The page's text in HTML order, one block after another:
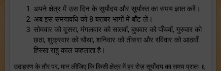
अपने क्षेत्र में उस दिन के सूर्योदय और सूर्यास्त का समय ज्ञात करें।
अब इस समयावधि को 8 बराबर भागों में बाँट लें।
सोमवार को दूसरा, मंगलवार को सातवाँ, बुधवार को पाँचवाँ, गुरुवार को
छठा, शुक्रवार को चौथा, शनिवार को तीसरा और रविवार को आठवाँ
हिस्सा राहु काल कहलाता है।
उदाहरण के तौर पर, मान लीजिए कि किसी क्षेत्र में हर रोज़ सूर्योदय का समय प्रातः ६